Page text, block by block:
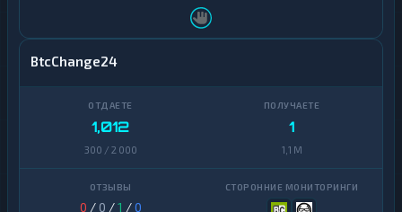
BtcChange24
1,012
300 / 2 000
1
1,1 M
0 / 0 /1 /0